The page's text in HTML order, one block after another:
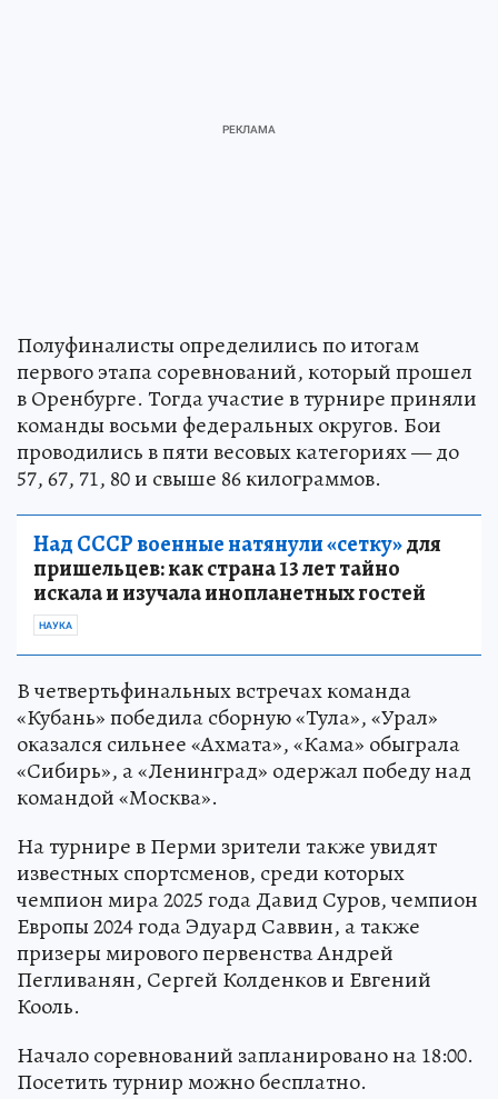
Полуфиналисты определились по итогам
первого этапа соревнований, который прошел
в Оренбурге. Тогда участие в турнире приняли
команды восьми федеральных округов. Бои
проводились в пяти весовых категориях — до
57, 67, 71, 80 и свыше 86 килограммов.
Над СССР военные натянули «сетку»для
пришельцев: как страна 13 лет тайно
искала и изучала инопланетных гостей
НАУКА
В четвертьфинальных встречах команда
«Кубань» победила сборную «Тула», «Урал»
оказался сильнее «Ахмата», «Кама» обыграла
«Сибирь», а «Ленинград» одержал победу над
командой «Москва».
На турнире в Перми зрители также увидят
известных спортсменов, среди которых
чемпион мира 2025 года Давид Суров, чемпион
Европы 2024 года Эдуард Саввин, а также
призеры мирового первенства Андрей
Пегливанян, Сергей Колденков и Евгений
Кооль.
Начало соревнований запланировано на 18:00.
Посетить турнир можно бесплатно.